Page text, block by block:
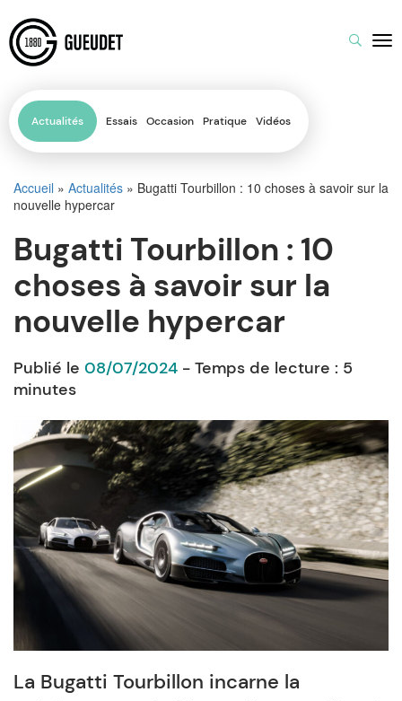
Actualités Essais Occasion Pratique Vidéos
Accueil » Actualités » Bugatti Tourbillon : 10 choses à savoir sur la
nouvelle hypercar
Bugatti Tourbillon : 10
choses à savoir sur la
nouvelle hypercar
Publié le 08/07/2024 - Temps de lecture : 5
minutes
La Bugatti Tourbillon incarne la